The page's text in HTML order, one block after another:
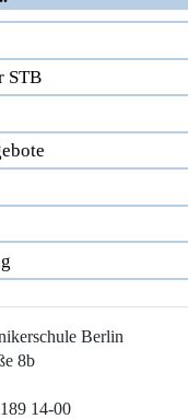
STB
Berlin
8b
14-00